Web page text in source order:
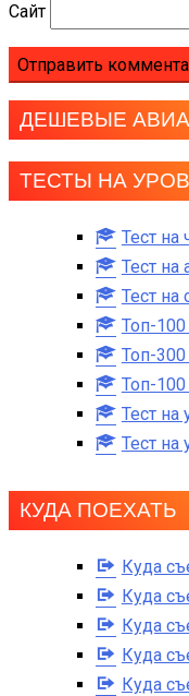
Сайт
ДЕШЕВЫЕ
ТЕСТЫ НА
Тест на
Тест на
Тест на
Топ-100
Топ-300
Топ-
Тест на
Тест на
КУДА ПОЕХАТЬ
Куда
Куда
Куда
Куда
Куда